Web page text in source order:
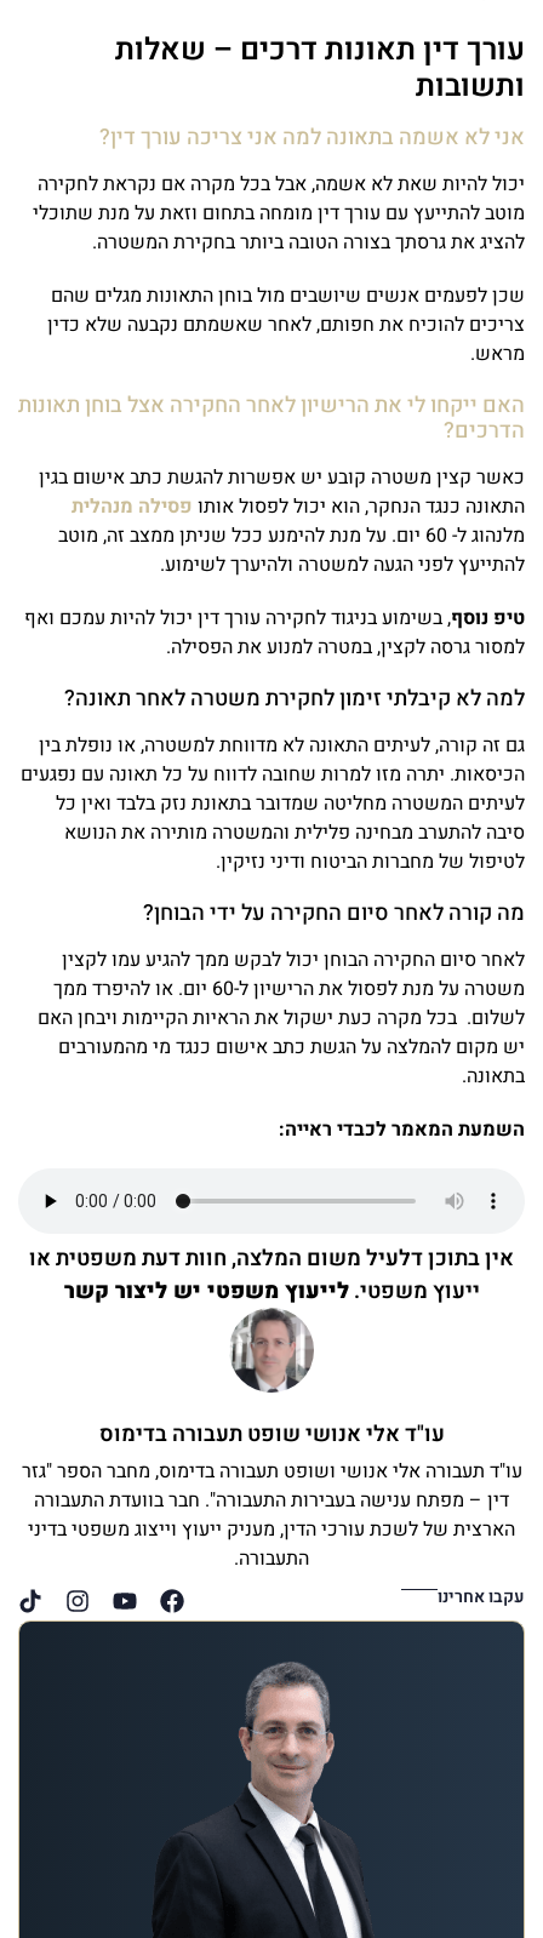
עורך דין תאונות דרכים – שאלות
ותשובות
אני לא אשמה בתאונה למה אני צריכה עורך דין?
יכול להיות שאת לא אשמה, אבל בכל מקרה אם נקראת לחקירה
מוטב להתייעץ עם עורך דין מומחה בתחום וזאת על מנת שתוכלי
להציג את גרסתך בצורה הטובה ביותר בחקירת המשטרה.
שכן לפעמים אנשים שיושבים מול בוחן התאונות מגלים שהם
צריכים להוכיח את חפותם, לאחר שאשמתם נקבעה שלא כדין
מראש.
האם ייקחו לי את הרישיון לאחר החקירה אצל בוחן תאונות
הדרכים?
כאשר קצין משטרה קובע יש אפשרות להגשת כתב אישום בגין
התאונה כנגד הנחקר, הוא יכול לפסול אותו פסילה מנהלית
מלנהוג ל- 60 יום. על מנת להימנע ככל שניתן ממצב זה, מוטב
להתייעץ לפני הגעה למשטרה ולהיערך לשימוע.
טיפ נוסף, בשימוע בניגוד לחקירה עורך דין יכול להיות עמכם ואף
למסור גרסה לקצין, במטרה למנוע את הפסילה.
למה לא קיבלתי זימון לחקירת משטרה לאחר תאונה?
גם זה קורה, לעיתים התאונה לא מדווחת למשטרה, או נופלת בין
הכיסאות. יתרה מזו למרות שחובה לדווח על כל תאונה עם נפגעים
לעיתים המשטרה מחליטה שמדובר בתאונת נזק בלבד ואין כל
סיבה להתערב מבחינה פלילית והמשטרה מותירה את הנושא
לטיפול של מחברות הביטוח ודיני נזיקין.
מה קורה לאחר סיום החקירה על ידי הבוחן?
לאחר סיום החקירה הבוחן יכול לבקש ממך להגיע עמו לקצין
משטרה על מנת לפסול את הרישיון ל-60 יום.
או להיפרד ממך
לשלום. בכל מקרה כעת ישקול את הראיות הקיימות ויבחן האם
יש מקום להמלצה על הגשת כתב אישום כנגד מי מהמעורבים
בתאונה.
השמעת המאמר לכבדי ראייה:
אין בתוכן דלעיל משום המלצה, חוות דעת משפטית או
ייעוץ משפטי.לייעוץ משפטי יש ליצור קשר
עו"ד אלי אנושי שופט תעבורה בדימוס
עו"ד תעבורה אלי אנושי ושופט תעבורה בדימוס, מחבר הספר "גזר
דין – מפתח ענישה בעבירות התעבורה". חבר בוועדת התעבורה
הארצית של לשכת עורכי הדין, מעניק ייעוץ וייצוג משפטי בדיני
התעבורה.
עקבו אחרינו